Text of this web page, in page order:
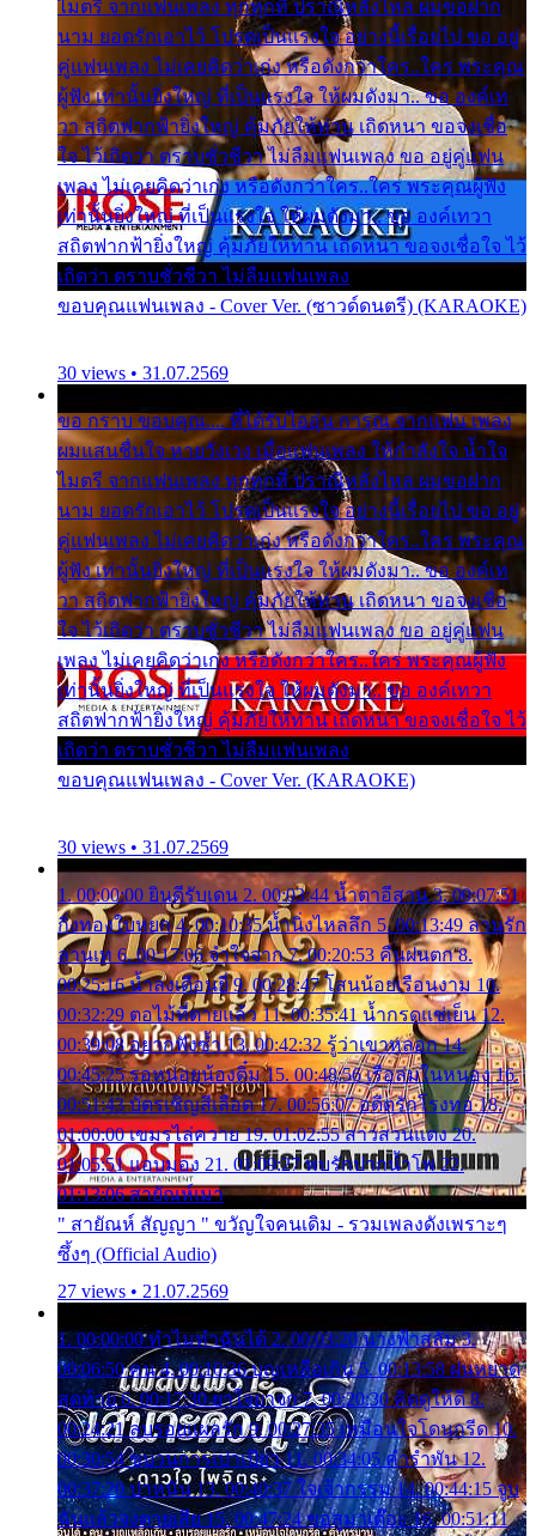
ไมตรี จากแฟนเพลง ทุกทุกที่ ปราณีหลั่งไหล ผมขอฝาก
นาม ยอดรักเอาไว้ โปรดเป็นแรงใจ อย่างนี้เรื่อยไป ขอ อยู่
คู่แฟนเพลง ไม่เคยคิดว่าเก่ง หรือดังกว่าใคร..ใคร พระคุณ
ผู้ฟัง เท่านั้นยิ่งใหญ่ ที่เป็นแรงใจ ให้ผมดังมา.. ขอ องค์เท
วา สถิตฟากฟ้ายิ่งใหญ่ คุ้มภัยให้ท่าน เถิดหนา ขอจงเชื่อ
ใจ ไว้เถิดว่า ตราบชั่วชีวา ไม่ลืมแฟนเพลง ขอ อยู่คู่แฟน
เพลง ไม่เคยคิดว่าเก่ง หรือดังกว่าใคร..ใคร พระคุณผู้ฟัง
เท่านั้นยิ่งใหญ่ ที่เป็นแรงใจ ให้ผมดังมา.. ขอ องค์เทวา
สถิตฟากฟ้ายิ่งใหญ่ คุ้มภัยให้ท่าน เถิดหนา ขอจงเชื่อใจ ไว้
เถิดว่า ตราบชั่วชีวา ไม่ลืมแฟนเพลง
ขอบคุณแฟนเพลง - Cover Ver. (ซาวด์ดนตรี) (KARAOKE)
30 views • 31.07.2569
ขอ กราบ ขอบคุณ.... ที่ได้รับไออุ่น การุณ จากแฟน เพลง
ผมแสนชื่นใจ หายวังเวง เมื่อแฟนเพลง ให้กำลังใจ น้ำใจ
ไมตรี จากแฟนเพลง ทุกทุกที่ ปราณีหลั่งไหล ผมขอฝาก
นาม ยอดรักเอาไว้ โปรดเป็นแรงใจ อย่างนี้เรื่อยไป ขอ อยู่
คู่แฟนเพลง ไม่เคยคิดว่าเก่ง หรือดังกว่าใคร..ใคร พระคุณ
ผู้ฟัง เท่านั้นยิ่งใหญ่ ที่เป็นแรงใจ ให้ผมดังมา.. ขอ องค์เท
วา สถิตฟากฟ้ายิ่งใหญ่ คุ้มภัยให้ท่าน เถิดหนา ขอจงเชื่อ
ใจ ไว้เถิดว่า ตราบชั่วชีวา ไม่ลืมแฟนเพลง ขอ อยู่คู่แฟน
เพลง ไม่เคยคิดว่าเก่ง หรือดังกว่าใคร..ใคร พระคุณผู้ฟัง
เท่านั้นยิ่งใหญ่ ที่เป็นแรงใจ ให้ผมดังมา.. ขอ องค์เทวา
สถิตฟากฟ้ายิ่งใหญ่ คุ้มภัยให้ท่าน เถิดหนา ขอจงเชื่อใจ ไว้
เถิดว่า ตราบชั่วชีวา ไม่ลืมแฟนเพลง
ขอบคุณแฟนเพลง - Cover Ver. (KARAOKE)
30 views • 31.07.2569
1. 00:00:00 ยินดีรับเดน 2. 00:03:44 น้ำตาอีสาน 3. 00:07:51
กิ่งทองใบหยก 4. 00:10:35 น้ำนิ่งไหลลึก 5. 00:13:49 ลานรัก
ลานเท 6. 00:17:06 จำใจจาก 7. 00:20:53 คืนฝนตก 8.
00:25:16 น้ำลงเดือนยี่ 9. 00:28:47 โสนน้อยเรือนงาม 10.
00:32:29 ตอไม้ที่ตายแล้ว 11. 00:35:41 น้ำกรดแช่เย็น 12.
00:39:08 อยากฟังซ้ำ 13. 00:42:32 รู้ว่าเขาหลอก 14.
00:45:25 รอหน่อยน้องติ๋ม 15. 00:48:56 เรือล่มในหนอง 16.
00:51:43 บัตรเชิญสีเลือด 17. 00:56:07 อดีตรักโรงทอ 18.
01:00:00 เขมรไล่ควาย 19. 01:02:55 สาวสวนแตง 20.
01:05:51 แอบมอง 21. 01:09:27 พบรักปากน้ำโพ 22.
01:13:06 สายัณห์เมา
" สายัณห์ สัญญา " ขวัญใจคนเดิม - รวมเพลงดังเพราะๆ
ซึ้งๆ (Official Audio)
27 views • 21.07.2569
1. 00:00:00 ทำไมทำฉันได้ 2. 00:03:20 นางฟ้าสลัม 3.
00:06:50 คน 4. 00:10:36 บุญเหลือเกิน 5. 00:13:58 ฝนหยาด
สุดท้าย 6. 00:17:30 ยาใจยาจก 7. 00:20:30 คิดดูให้ดี 8.
00:24:21 ลบรอยแผลรัก 9. 00:27:35 เหมือนใจโดนกรีด 10.
00:30:54 ขบวนการเปาเปียว 11. 00:34:05 คำรำพัน 12.
00:37:20 ปาหนัน 13. 00:40:37 ใจเจ้ากรรม 14. 00:44:15 จูบ
ฉันแล้วจงตายเสีย 15. 00:47:24 ขอสูมาเต๊อะ 16. 00:51:11